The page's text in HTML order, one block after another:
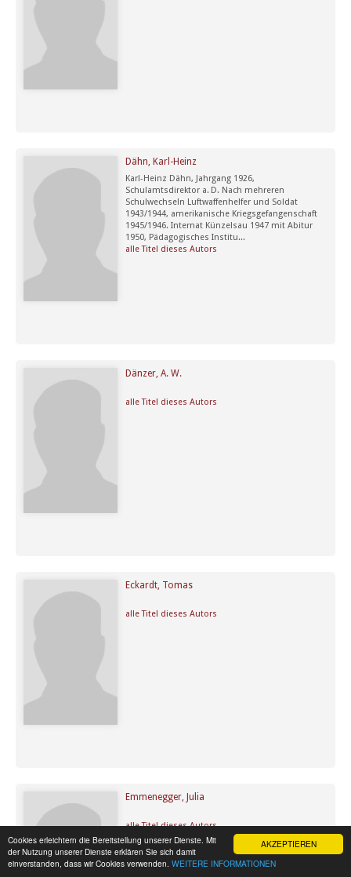
AKZEPTIEREN
Cookies erleichtern die Bereitstellung unserer Dienste. Mit
der Nutzung unserer Dienste erklären Sie sich damit
einverstanden, dass wir Cookies verwenden. WEITERE INFORMATIONEN
Dähn, Karl-Heinz
Karl-Heinz Dähn, Jahrgang 1926,
Schulamtsdirektor a. D. Nach mehreren
Schulwechseln Luftwaffenhelfer und Soldat
1943/1944, amerikanische Kriegsgefangenschaft
1945/1946. Internat Künzelsau 1947 mit Abitur
1950, Pädagogisches Institu...
alle Titel dieses Autors
Dänzer, A. W.
alle Titel dieses Autors
Eckardt, Tomas
alle Titel dieses Autors
Emmenegger, Julia
alle Titel dieses Autors